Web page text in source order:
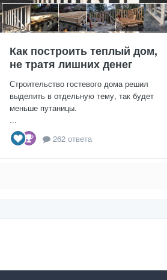
Как построить теплый дом,
не тратя лишних денег
Строительство гостевого дома решил
выделить в отдельную тему, так будет
меньше путаницы.
...
262 ответа